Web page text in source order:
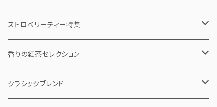
ストロベリーティー特集
ストロベリーショコラ
ストロベリーバニラチャイ
香りの紅茶セレクション
ティーバッグ
クラシックブレンド